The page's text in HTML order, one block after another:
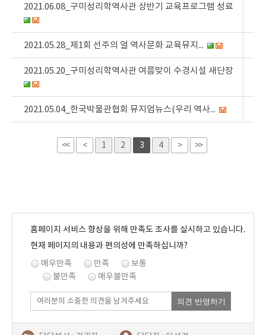
2021.06.08_구미성리학역사관 상반기 교육프로그램 성료
2021.05.28_제1회 선주의 얼 역사문화 교육뮤지...
2021.05.20_구미성리학역사관 여름맞이 수경시설 새단장
2021.05.04_한국박물관협회 뮤지엄뉴스(우리 역사...
<< < 1 2 3 4 > >>
홈페이지 서비스 향상을 위해 만족도 조사를 실시하고 있습니다.
현재 페이지의 내용과 편의성에 만족하십니까?
매우만족
만족
보통
불만족
매우불만족
의견 반영하기